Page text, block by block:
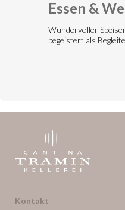
Essen &
Wundervoller
begeistert als
Kontakt